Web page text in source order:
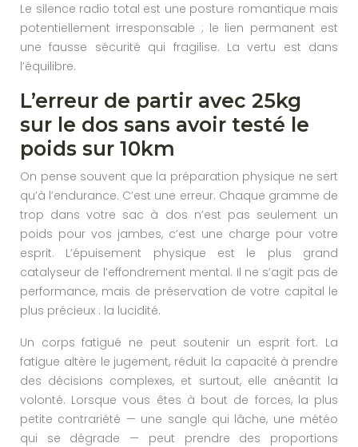
Le silence radio total est une posture romantique mais
potentiellement irresponsable ; le lien permanent est
une fausse sécurité qui fragilise. La vertu est dans
l’équilibre.
L’erreur de partir avec 25kg
sur le dos sans avoir testé le
poids sur 10km
On pense souvent que la préparation physique ne sert
qu’à l’endurance. C’est une erreur. Chaque gramme de
trop dans votre sac à dos n’est pas seulement un
poids pour vos jambes, c’est une charge pour votre
esprit. L’épuisement physique est le plus grand
catalyseur de l’effondrement mental. Il ne s’agit pas de
performance, mais de préservation de votre capital le
plus précieux : la lucidité.
Un corps fatigué ne peut soutenir un esprit fort. La
fatigue altère le jugement, réduit la capacité à prendre
des décisions complexes, et surtout, elle anéantit la
volonté. Lorsque vous êtes à bout de forces, la plus
petite contrariété — une sangle qui lâche, une météo
qui se dégrade — peut prendre des proportions